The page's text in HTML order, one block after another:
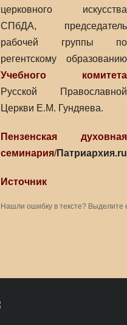
церковного искусства
СПбДА, председатель
рабочей группы по
регентскому образованию
Учебного комитета
Русской Православной
Церкви Е.М. Гундяева.
Пензенская духовная
семинария/Патриархия.ru
Источник
Нашли ошибку в тексте?